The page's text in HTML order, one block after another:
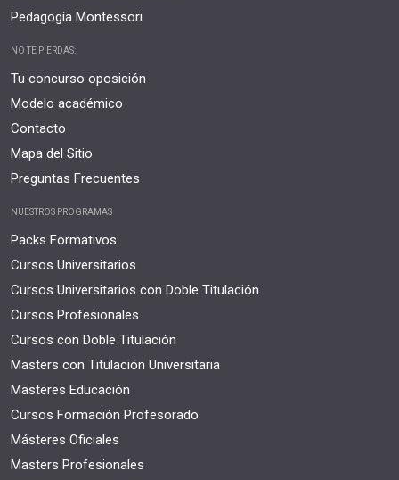
Pedagogía Montessori
NO TE PIERDAS:
Tu concurso oposición
Modelo académico
Contacto
Mapa del Sitio
Preguntas Frecuentes
NUESTROS PROGRAMAS
Packs Formativos
Cursos Universitarios
Cursos Universitarios con Doble Titulación
Cursos Profesionales
Cursos con Doble Titulación
Masters con Titulación Universitaria
Masteres Educación
Cursos Formación Profesorado
Másteres Oficiales
Masters Profesionales